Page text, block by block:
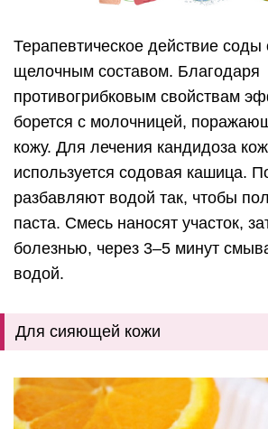
Терапевтическое действие соды
щелочным составом. Благодаря
противогрибковым свойствам
борется с молочницей,
кожу. Для лечения кандидоза
используется содовая кашица.
разбавляют водой так, чтобы
паста. Смесь наносят участок,
болезнью, через 3–5 минут
водой.
Для сияющей кожи